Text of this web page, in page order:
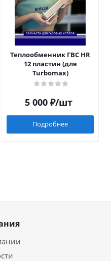
Теплообменник ГВС HR
12 пластин (для
Turbomax)
5 000₽/шт
Подробнее